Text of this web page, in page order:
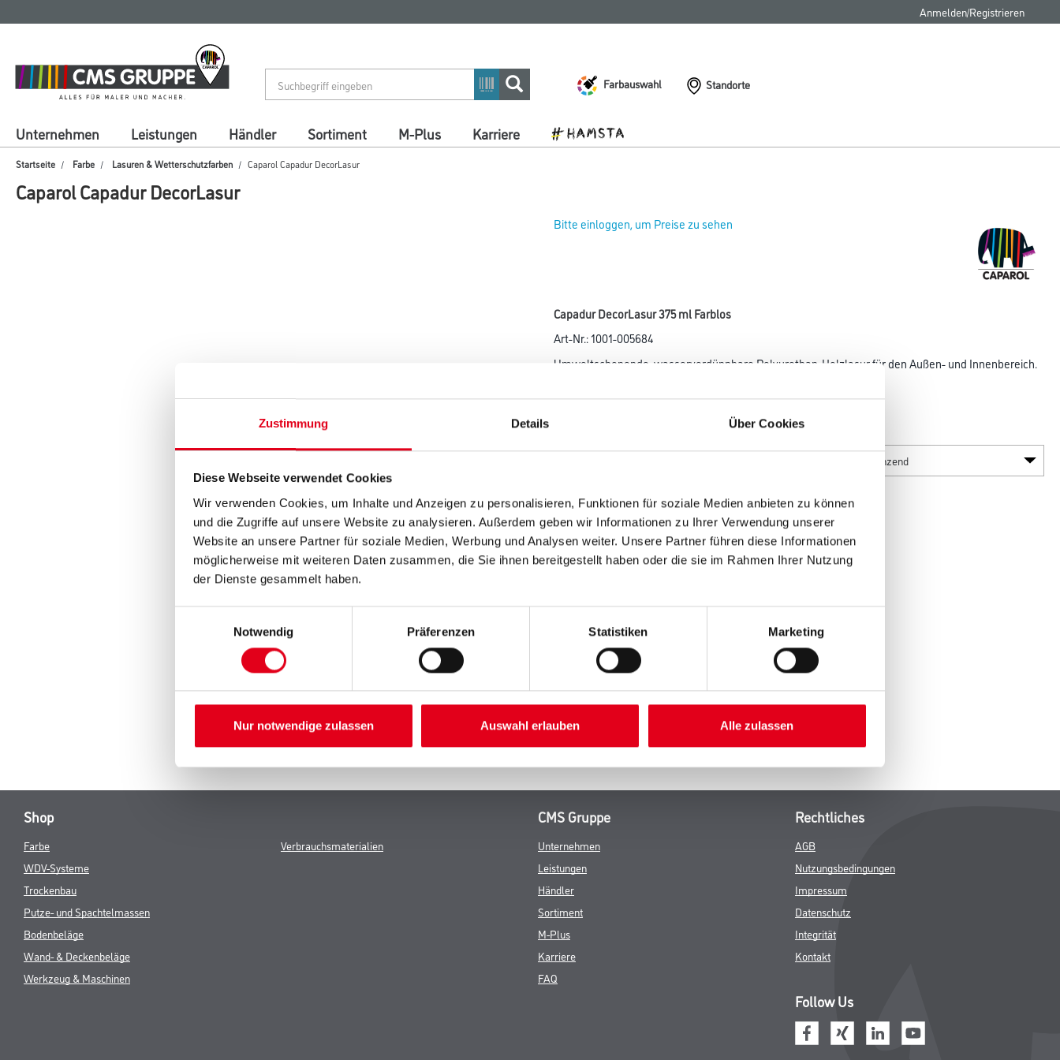
Zustimmung Details Über Cookies
Diese Webseite verwendet Cookies
Wir verwenden Cookies, um Inhalte und Anzeigen zu personalisieren, Funktionen für soziale Medien anbieten zu können
und die Zugriffe auf unsere Website zu analysieren. Außerdem geben wir Informationen zu Ihrer Verwendung unserer
Website an unsere Partner für soziale Medien, Werbung und Analysen weiter. Unsere Partner führen diese Informationen
möglicherweise mit weiteren Daten zusammen, die Sie ihnen bereitgestellt haben oder die sie im Rahmen Ihrer Nutzung
der Dienste gesammelt haben.
Notwendig
Präferenzen Statistiken Marketing
Nur notwendige zulassen Auswahl erlauben Alle zulassen
springen
springen
Anmelden/Registrieren
Farbauswahl Standorte
Unternehmen Leistungen Händler Sortiment M-Plus Karriere
Startseite Farbe Lasuren & Wetterschutzfarben Caparol Capadur DecorLasur
Caparol Capadur DecorLasur
Bitte einloggen, um Preise zu sehen
Capadur DecorLasur 375 ml Farblos
Art-Nr.:1001-005684
Umweltschonende, wasserverdünnbare Polyurethan-Holzlasur für den Außen- und Innenbereich.
hochelastisch.
Gebinde
Zur Farbauswahl für Ihren
Wunschfarbton
Shop
Farbe
WDV-Systeme
Trockenbau
Putze- und Spachtelmassen
Bodenbeläge
Wand- & Deckenbeläge
Werkzeug & Maschinen
Verbrauchsmaterialien
CMS Gruppe
Unternehmen
Leistungen
Händler
Sortiment
M-Plus
Karriere
FAQ
Rechtliches
AGB
Nutzungsbedingungen
Impressum
Datenschutz
Integrität
Kontakt
Follow Us